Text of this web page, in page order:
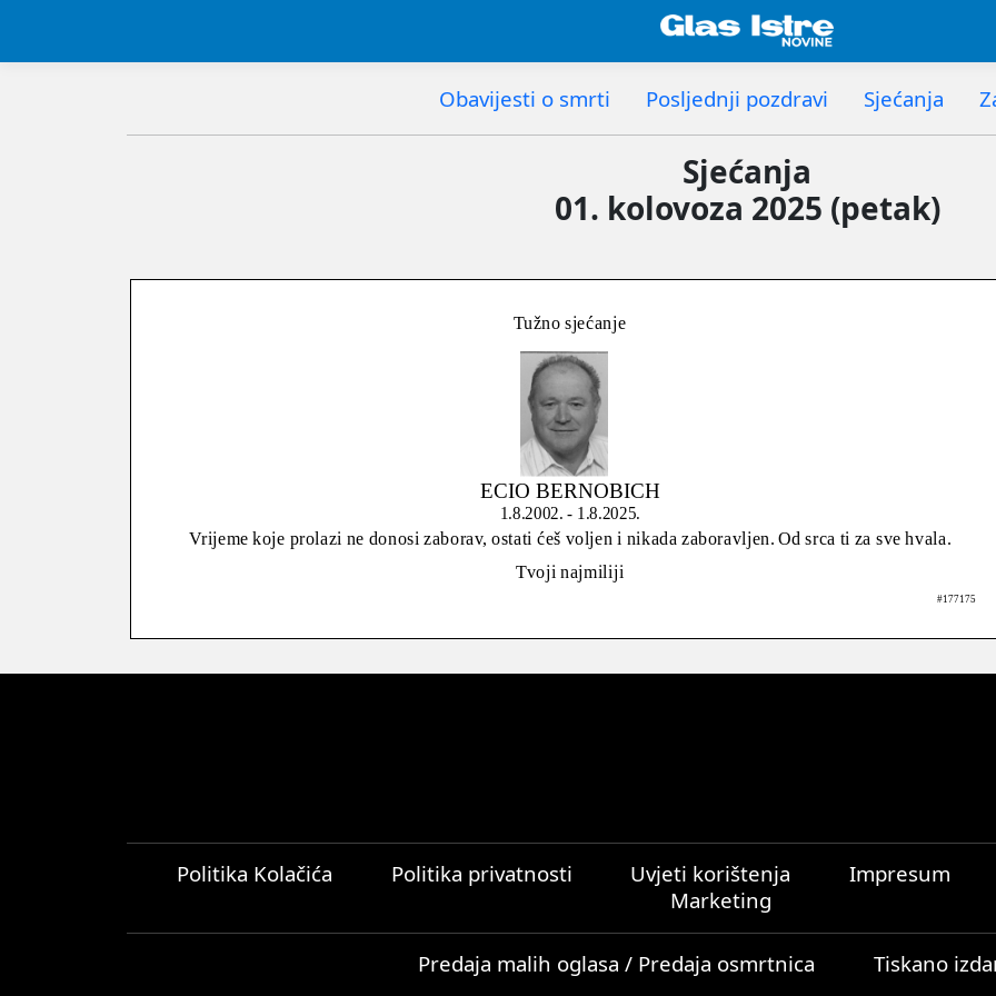
Obavijesti o smrti Posljednji pozdravi Sjećanja
Sjećanja
01. kolovoza 2025 (petak)
Tužno sjećanje
ECIO BERNOBICH
1.8.2002. - 1.8.2025.
Vrijeme koje prolazi ne donosi zaborav, ostati ćeš voljen i nikada zaboravljen. Od srca ti za sve hvala.
Tvoji najmiliji
#177175
Politika Kolačića Politika privatnosti Uvjeti korištenja Impresum
Marketing
Predaja malih oglasa / Predaja osmrtnica Tiskano